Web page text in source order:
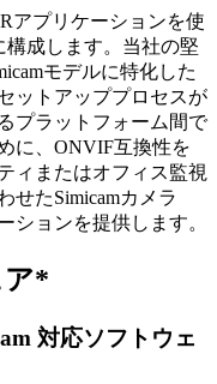
アプリケーションを使
構成します。当社の堅
モデルに特化した
ットアッププロセスが
プラットフォーム間で
に、ONVIF互換性を
ィまたはオフィス監視
せたSimicamカメラ
ションを提供します。
ア*
対応ソフトウェ